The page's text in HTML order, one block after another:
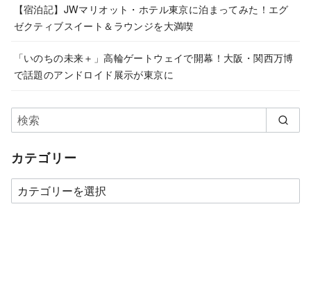
【宿泊記】JWマリオット・ホテル東京に泊まってみた！エグ
ゼクティブスイート＆ラウンジを大満喫
「いのちの未来＋」高輪ゲートウェイで開幕！大阪・関西万博
で話題のアンドロイド展示が東京に
カテゴリー
カ
テ